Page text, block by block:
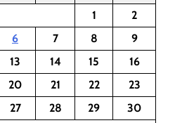
1
2
6 7 8
9
13 14 15
16
20 21 22
23
27 28 29
30